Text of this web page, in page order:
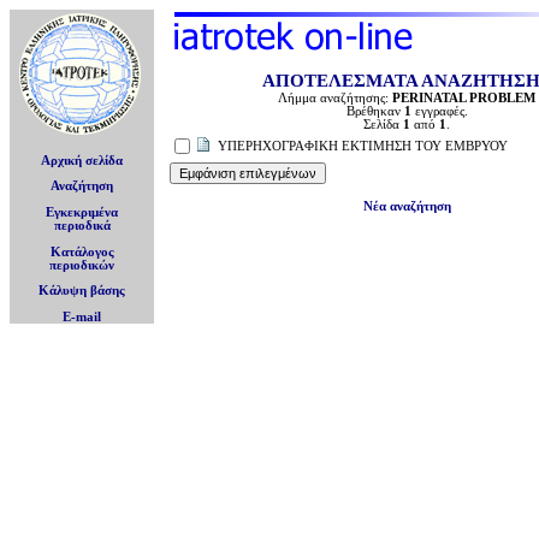
Αρχική σελίδα
Αναζήτηση
Εγκεκριμένα
περιοδικά
Κατάλογος
περιοδικών
Κάλυψη βάσης
E-mail
ΑΠΟΤΕΛΕΣΜΑΤΑ
Λήμμα αναζήτησης: PERINATAL PROBLEM
Βρέθηκαν 1 εγγραφές.
Σελίδα 1 από 1
ΥΠΕΡΗΧΟΓΡΑΦΙΚΗ ΕΚΤΙΜΗΣΗ ΤΟΥ ΕΜΒΡΥΟΥ
Νέα αναζήτηση